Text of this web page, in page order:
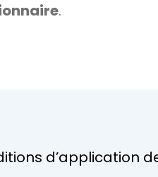
.
d’application